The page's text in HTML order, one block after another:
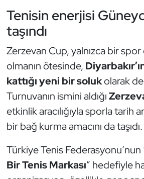
Tenisin enerjisi
taşındı
Zerzevan Cup, yalnızca bir
olmanın ötesinde,
kattığı yeni bir solukolarak
Turnuvanın ismini aldığı
etkinlik aracılığıyla sporla tarih
bir bağ kurma amacını da taşıdı.
Türkiye Tenis Federasyonu’nun
Bir Tenis Markası” hedefiyle
Paralimpik
Ragbi
Satranç
Su Topu
Sualtı Sporları
Tekvando